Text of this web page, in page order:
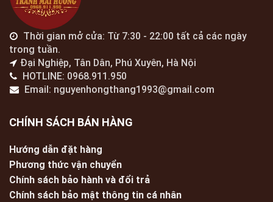
Thời gian mở cửa: Từ 7:30 - 22:00 tất cả các ngày
trong tuần.
Đại Nghiệp, Tân Dân, Phú Xuyên, Hà Nội
HOTLINE: 0968.911.950
Email: nguyenhongthang1993@gmail.com
CHÍNH SÁCH BÁN HÀNG
Hướng dẫn đặt hàng
Phương thức vận chuyển
Chính sách bảo hành và đổi trả
Chính sách bảo mật thông tin cá nhân